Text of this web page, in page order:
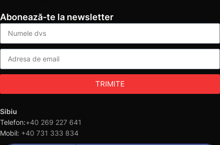
Abonează-te la newsletter
TRIMITE
Sibiu
Telefon:+40 269 227 641
Mobil: +40 731 333 834